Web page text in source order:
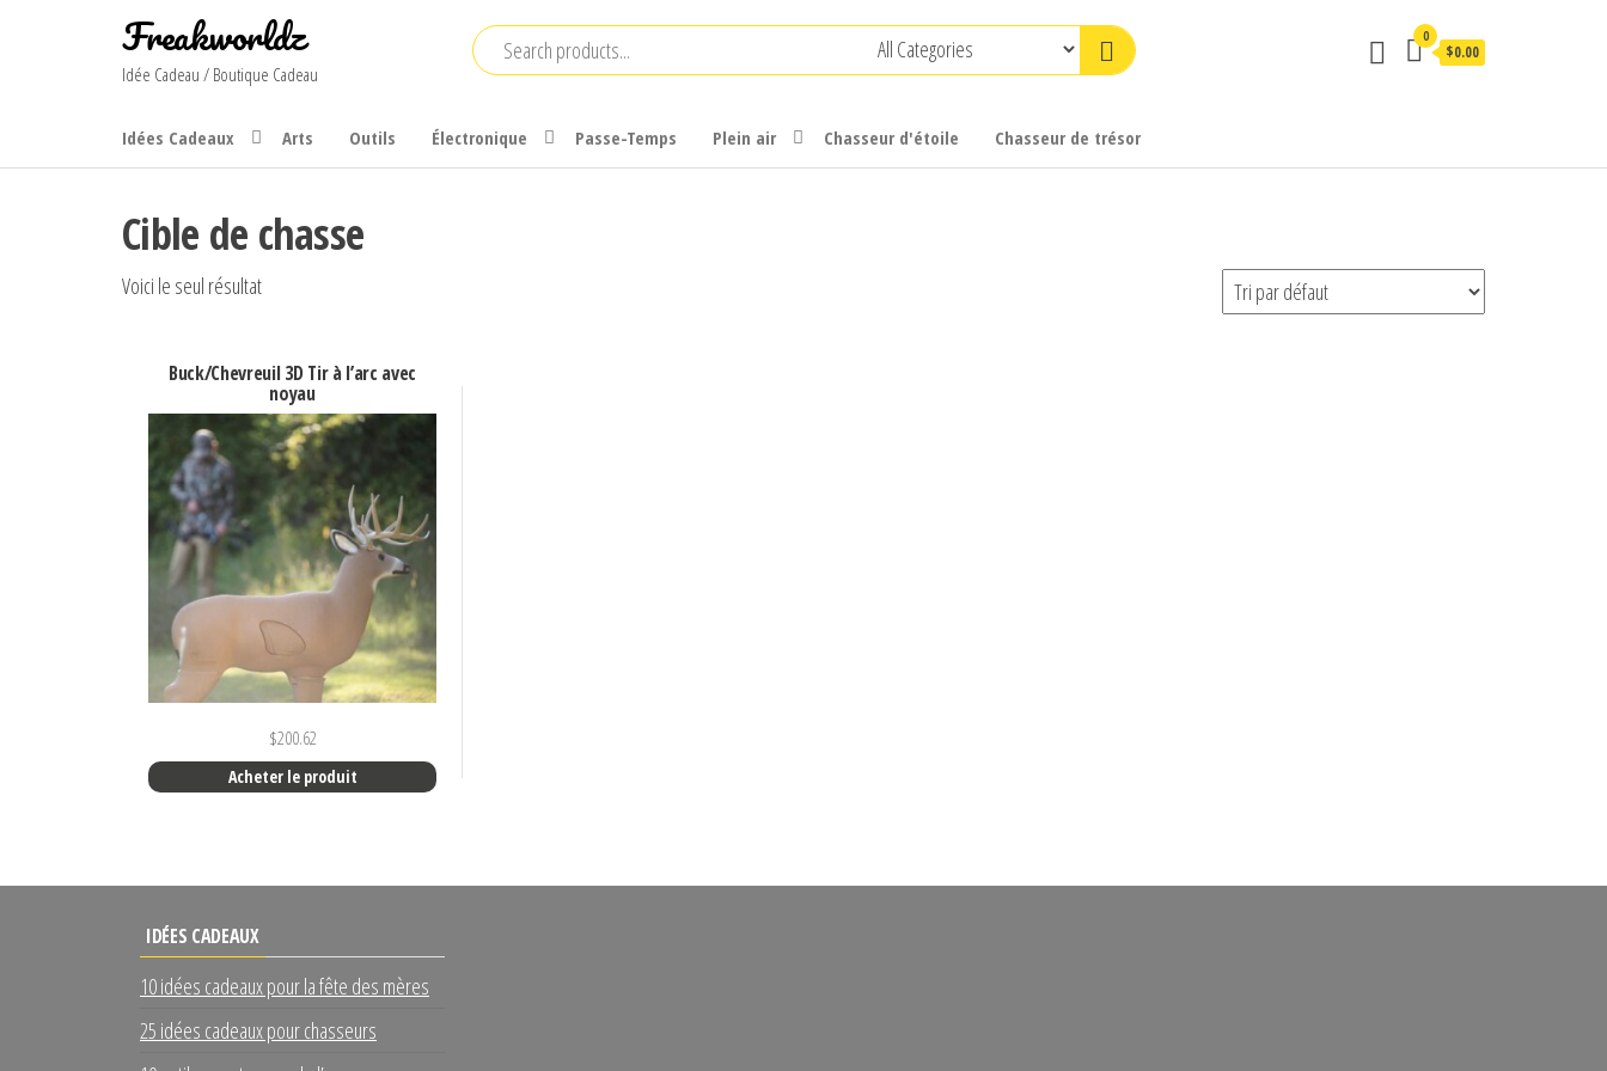
Freakworldz
Idée Cadeau / Boutique Cadeau
0
$0.00
Idées Cadeaux Arts Outils Électronique Passe-Temps Plein air Chasseur d'étoile Chasseur de trésor
Cible de chasse
Voici le seul résultat
Buck/Chevreuil 3D Tir à l’arc avec
noyau
$200.62
Acheter le produit
IDÉES CADEAUX
10 idées cadeaux pour la fête des mères
25 idées cadeaux pour chasseurs